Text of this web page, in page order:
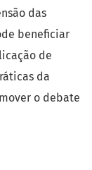
das
beneficiar
de
da
o debate
atual,